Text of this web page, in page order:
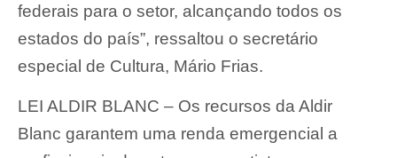
federais para o setor, alcançando todos os
estados do país”, ressaltou o secretário
especial de Cultura, Mário Frias.
LEI ALDIR BLANC – Os recursos da Aldir
Blanc garantem uma renda emergencial a